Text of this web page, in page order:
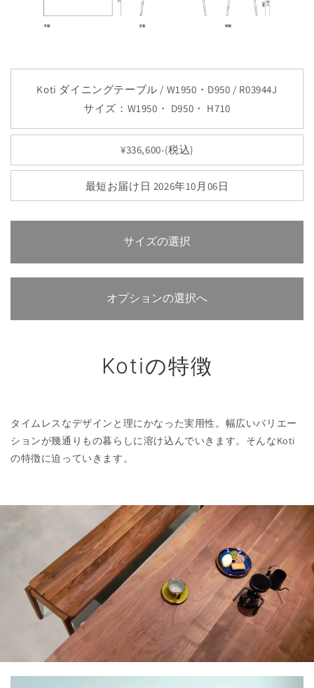
Koti ダイニングテーブル / W1950・D950 / R03944J
サイズ：W1950・ D950・ H710
¥336,600-(税込)
最短お届け日 2026年10月06日
サイズの選択
オプションの選択へ
Kotiの特徴
タイムレスなデザインと理にかなった実用性。幅広いバリエー
ションが幾通りもの暮らしに溶け込んでいきます。そんなKoti
の特徴に迫っていきます。